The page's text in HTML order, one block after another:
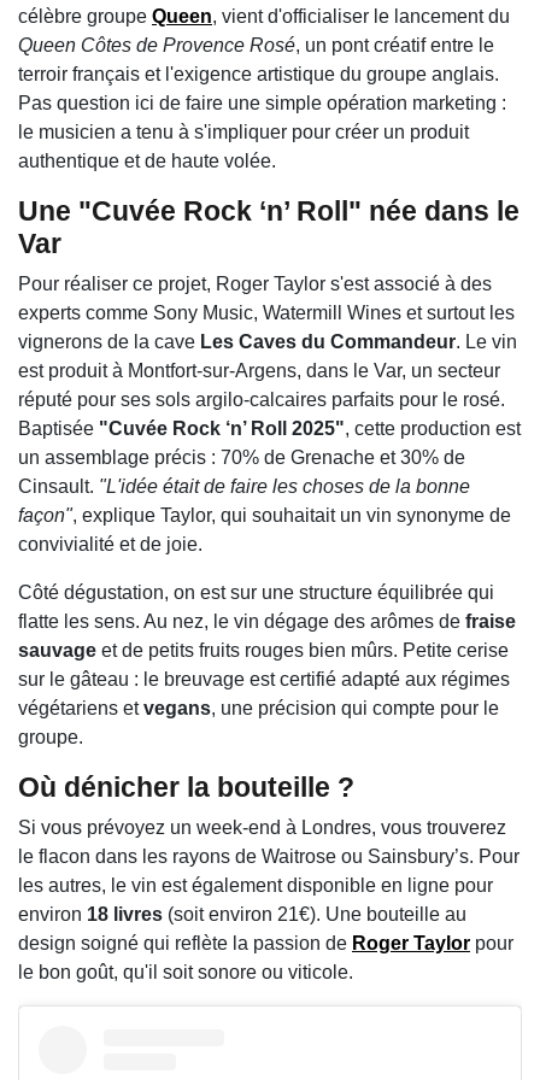
célèbre groupe Queen, vient d'officialiser le lancement du
Queen Côtes de Provence Rosé, un pont créatif entre le
terroir français et l'exigence artistique du groupe anglais.
Pas question ici de faire une simple opération marketing :
le musicien a tenu à s'impliquer pour créer un produit
authentique et de haute volée.
Une "Cuvée Rock ‘n’ Roll" née dans le
Var
Pour réaliser ce projet, Roger Taylor s'est associé à des
experts comme Sony Music, Watermill Wines et surtout les
vignerons de la cave Les Caves du Commandeur. Le vin
est produit à Montfort-sur-Argens, dans le Var, un secteur
réputé pour ses sols argilo-calcaires parfaits pour le rosé.
Baptisée "Cuvée Rock ‘n’ Roll 2025", cette production est
un assemblage précis : 70% de Grenache et 30% de
Cinsault. "L'idée était de faire les choses de la bonne
façon", explique Taylor, qui souhaitait un vin synonyme de
convivialité et de joie.
Côté dégustation, on est sur une structure équilibrée qui
flatte les sens. Au nez, le vin dégage des arômes de fraise
sauvage et de petits fruits rouges bien mûrs. Petite cerise
sur le gâteau : le breuvage est certifié adapté aux régimes
végétariens etvegans, une précision qui compte pour le
groupe.
Où dénicher la bouteille ?
Si vous prévoyez un week-end à Londres, vous trouverez
le flacon dans les rayons de Waitrose ou Sainsbury’s. Pour
les autres, le vin est également disponible en ligne pour
environ 18 livres (soit environ 21€). Une bouteille au
design soigné qui reflète la passion de Roger Taylor pour
le bon goût, qu'il soit sonore ou viticole.